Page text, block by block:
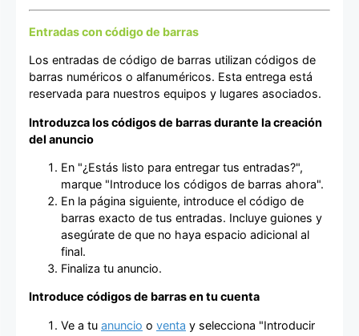
Entradas con código de barras
Los entradas de código de barras utilizan códigos de
barras numéricos o alfanuméricos. Esta entrega está
reservada para nuestros equipos y lugares asociados.
Introduzca los códigos de barras durante la creación
del anuncio
En "¿Estás listo para entregar tus entradas?",
marque "Introduce los códigos de barras ahora".
En la página siguiente, introduce el código de
barras exacto de tus entradas. Incluye guiones y
asegúrate de que no haya espacio adicional al
final.
Finaliza tu anuncio.
Introduce códigos de barras en tu cuenta
Ve a tu anuncio o venta y selecciona "Introducir